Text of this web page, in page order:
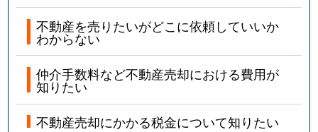
不動産を売りたいがどこに依頼していいか
わからない
仲介手数料など不動産売却における費用が
知りたい
不動産売却にかかる税金について知りたい